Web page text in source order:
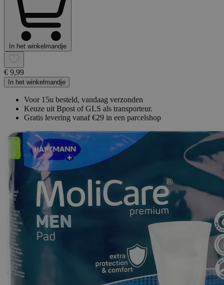
In het winkelmandje
€ 9,99
In het winkelmandje
Voor 15u besteld, vandaag verzonden
Keuze uit Bpost of GLS als transporteur.
Gratis levering vanaf €29 in een parcelshop